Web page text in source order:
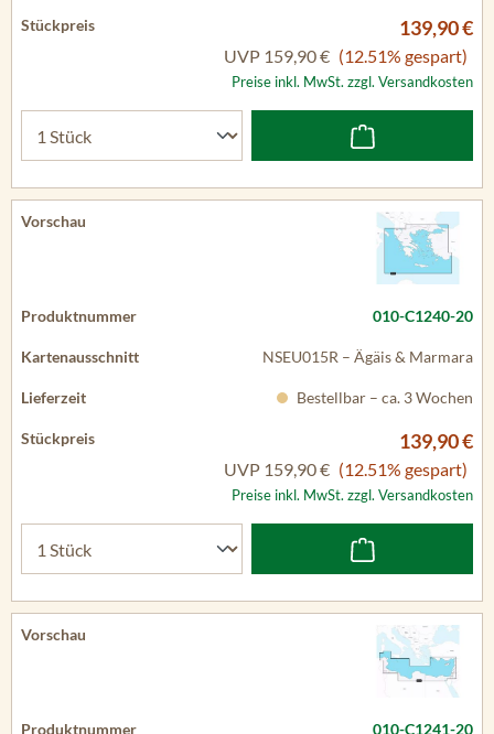
139,90 €
UVP 159,90 € (12.51% gespart)
Preise inkl. MwSt. zzgl. Versandkosten
010-C1240-20
NSEU015R – Ägäis & Marmara
Bestellbar – ca. 3 Wochen
139,90 €
UVP 159,90 € (12.51% gespart)
Preise inkl. MwSt. zzgl. Versandkosten
010-C1241-20